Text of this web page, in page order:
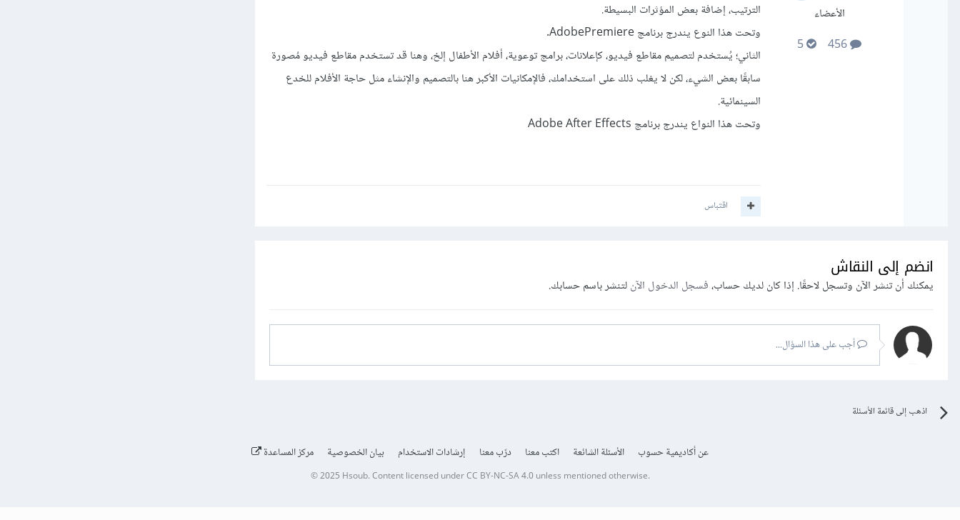
الأعضاء
الترتيب، إضافة بعض المؤثرات البسيطة.
وتحت هذا النوع يندرج برنامج AdobePremiere.
الثاني؛ يُستخدم لتصميم مقاطع فيديو، كإعلانات، برامج توعوية، أفلام الأطفال إلخ، وهنا قد تستخدم مقاطع فيديو مُصورة
سابقًا بعض الشيء، لكن لا يغلب ذلك على استخدامك، فالإمكانيات الأكبر هنا بالتصميم والإنشاء مثل حاجة الأفلام للخدع
السينمائية.
وتحت هذا النواع يندرج برنامج Adobe After Effects
اقتباس
انضم إلى النقاش
يمكنك أن تنشر الآن وتسجل لاحقًا. إذا كان لديك حساب،فسجل الدخول الآنلتنشر باسم حسابك.
أجب على هذا السؤال...
اذهب إلى قائمة الأسئلة
عن أكاديمية حسوب الأسئلة الشائعة اكتب معنا درّب معنا إرشادات الاستخدام بيان الخصوصية مركز المساعدة
© 2025 Hsoub.Content licensed underCC BY-NC-SA 4.0unless mentioned otherwise.